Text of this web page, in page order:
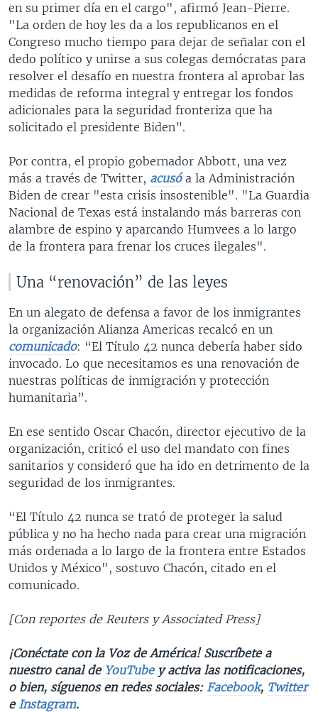
en su primer día en el cargo", afirmó Jean-Pierre.
"La orden de hoy les da a los republicanos en el
Congreso mucho tiempo para dejar de señalar con el
dedo político y unirse a sus colegas demócratas para
resolver el desafío en nuestra frontera al aprobar las
medidas de reforma integral y entregar los fondos
adicionales para la seguridad fronteriza que ha
solicitado el presidente Biden”.
Por contra, el propio gobernador Abbott, una vez
más a través de Twitter, acusóa la Administración
Biden de crear "esta crisis insostenible". "La Guardia
Nacional de Texas está instalando más barreras con
alambre de espino y aparcando Humvees a lo largo
de la frontera para frenar los cruces ilegales".
Una “renovación” de las leyes
En un alegato de defensa a favor de los inmigrantes
la organización Alianza Americas recalcó en un
comunicado: “El Título 42 nunca debería haber sido
invocado. Lo que necesitamos es una renovación de
nuestras políticas de inmigración y protección
humanitaria”.
En ese sentido Oscar Chacón, director ejecutivo de la
organización, criticó el uso del mandato con fines
sanitarios y consideró que ha ido en detrimento de la
seguridad de los inmigrantes.
“El Título 42 nunca se trató de proteger la salud
pública y no ha hecho nada para crear una migración
más ordenada a lo largo de la frontera entre Estados
Unidos y México", sostuvo Chacón, citado en el
comunicado.
[Con reportes de Reuters y Associated Press]
¡Conéctate con la Voz de América! Suscríbete a
nuestro canal deYouTubey activa las notificaciones,
o bien, síguenos en redes sociales: Facebook, Twitter
e Instagram.